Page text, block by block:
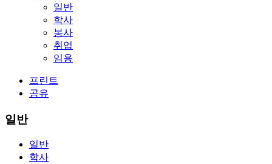
일반
학사
봉사
취업
임용
프린트
공유
일반
일반
학사